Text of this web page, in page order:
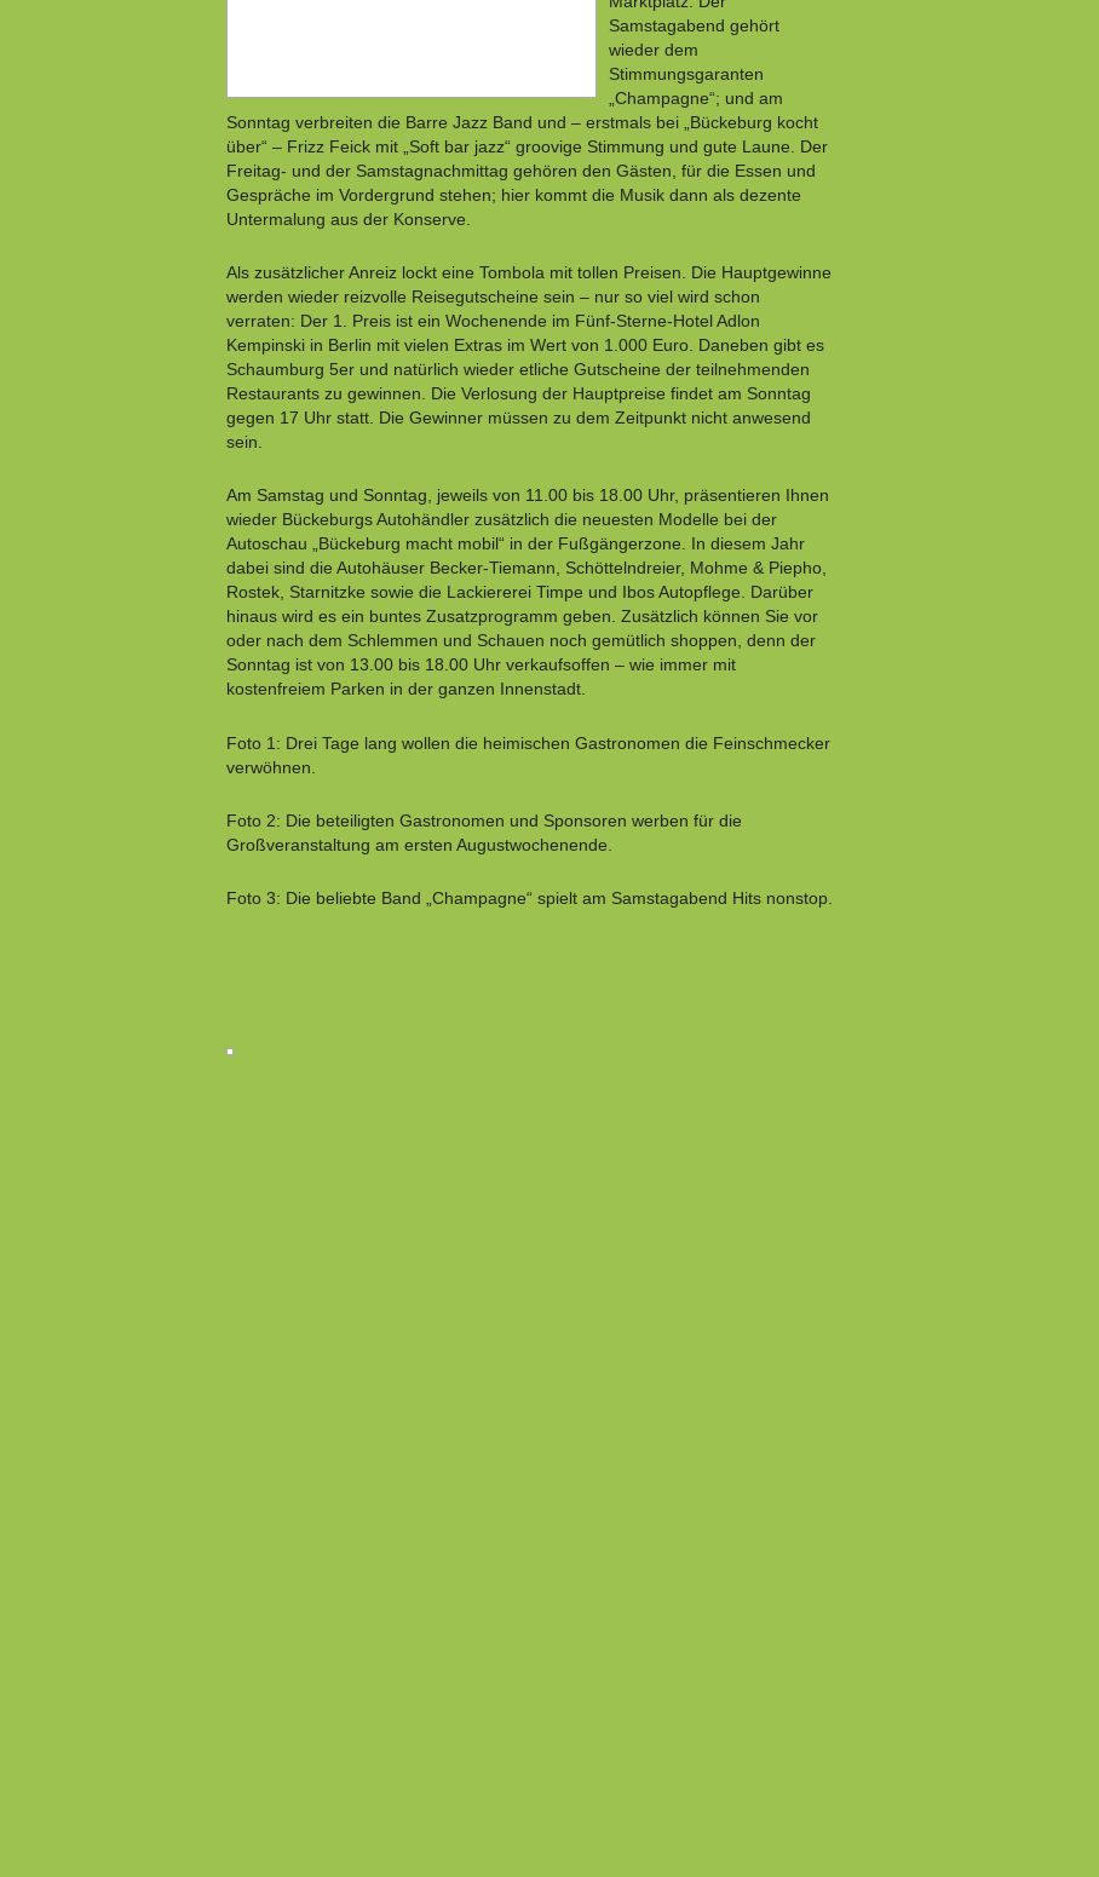
Samstagabend gehört
wieder dem
Stimmungsgaranten
„Champagne“; und am
Sonntag verbreiten die Barre Jazz Band und – erstmals bei „Bückeburg kocht
über“ – Frizz Feick mit „Soft bar jazz“ groovige Stimmung und gute Laune. Der
Freitag- und der Samstagnachmittag gehören den Gästen, für die Essen und
Gespräche im Vordergrund stehen; hier kommt die Musik dann als dezente
Untermalung aus der Konserve.
Als zusätzlicher Anreiz lockt eine Tombola mit tollen Preisen. Die Hauptgewinne
werden wieder reizvolle Reisegutscheine sein – nur so viel wird schon
verraten: Der 1. Preis ist ein Wochenende im Fünf-Sterne-Hotel Adlon
Kempinski in Berlin mit vielen Extras im Wert von 1.000 Euro. Daneben gibt es
Schaumburg 5er und natürlich wieder etliche Gutscheine der teilnehmenden
Restaurants zu gewinnen. Die Verlosung der Hauptpreise findet am Sonntag
gegen 17 Uhr statt. Die Gewinner müssen zu dem Zeitpunkt nicht anwesend
sein.
Am Samstag und Sonntag, jeweils von 11.00 bis 18.00 Uhr, präsentieren Ihnen
wieder Bückeburgs Autohändler zusätzlich die neuesten Modelle bei der
Autoschau „Bückeburg macht mobil“ in der Fußgängerzone. In diesem Jahr
dabei sind die Autohäuser Becker-Tiemann, Schöttelndreier, Mohme & Piepho,
Rostek, Starnitzke sowie die Lackiererei Timpe und Ibos Autopflege. Darüber
hinaus wird es ein buntes Zusatzprogramm geben. Zusätzlich können Sie vor
oder nach dem Schlemmen und Schauen noch gemütlich shoppen, denn der
Sonntag ist von 13.00 bis 18.00 Uhr verkaufsoffen – wie immer mit
kostenfreiem Parken in der ganzen Innenstadt.
Foto 1: Drei Tage lang wollen die heimischen Gastronomen die Feinschmecker
verwöhnen.
Foto 2: Die beteiligten Gastronomen und Sponsoren werben für die
Großveranstaltung am ersten Augustwochenende.
Foto 3: Die beliebte Band „Champagne“ spielt am Samstagabend Hits nonstop.